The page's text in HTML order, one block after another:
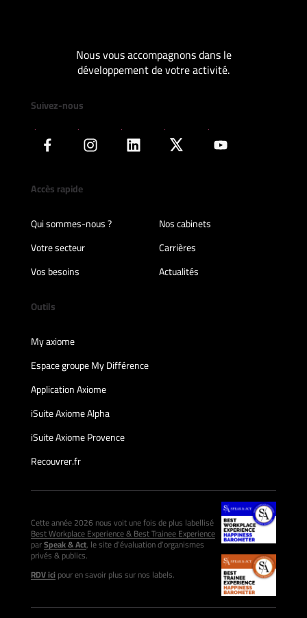
Nous vous accompagnons dans le
développement de votre activité.
Suivez-nous
Accès rapide
Qui sommes-nous ?
Nos cabinets
Votre secteur
Carrières
Vos besoins
Actualités
Outils
My axiome
Espace groupe My Différence
Application Axiome
iSuite Axiome Alpha
iSuite Axiome Provence
Recouvrer.fr
Cette année 2026 nous voit une fois de plus labellisé
Best Workplace Experience & Best Trainee Experience
parSpeak & Act, le site d’évaluation d’organismes
privés & publics.
RDV icipour en savoir plus sur nos labels.